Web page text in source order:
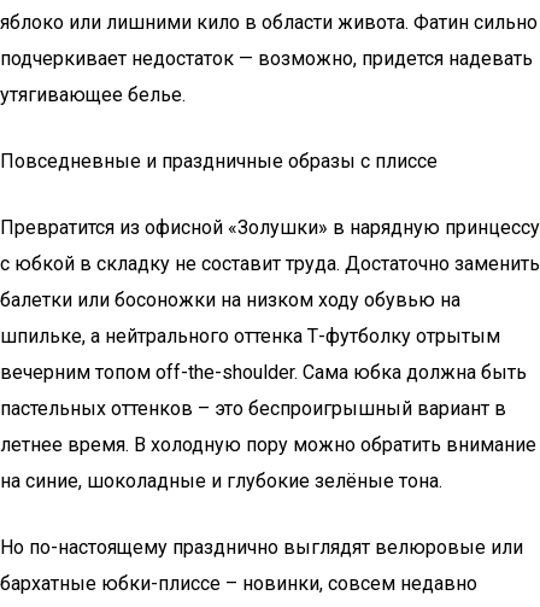
яблоко или лишними кило в области живота. Фатин сильно
подчеркивает недостаток — возможно, придется надевать
утягивающее белье.
Повседневные и праздничные образы с плиссе
Превратится из офисной «Золушки» в нарядную принцессу
с юбкой в складку не составит труда. Достаточно заменить
балетки или босоножки на низком ходу обувью на
шпильке, а нейтрального оттенка Т-футболку отрытым
вечерним топом off-the-shoulder. Сама юбка должна быть
пастельных оттенков – это беспроигрышный вариант в
летнее время. В холодную пору можно обратить внимание
на синие, шоколадные и глубокие зелёные тона.
Но по-настоящему празднично выглядят велюровые или
бархатные юбки-плиссе – новинки, совсем недавно